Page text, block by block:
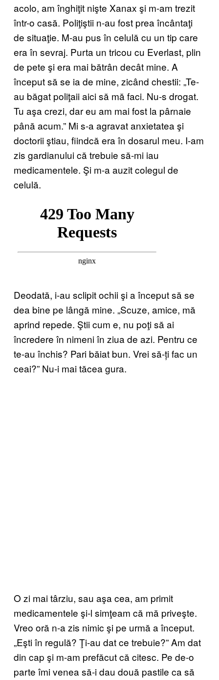
acolo, am înghiţit nişte Xanax şi m-am trezit
într-o casă. Poliţiştii n-au fost prea încântaţi
de situaţie. M-au pus în celulă cu un tip care
era în sevraj. Purta un tricou cu Everlast, plin
de pete şi era mai bătrân decât mine. A
început să se ia de mine, zicând chestii: „Te-
au băgat poliţaii aici să mă faci. Nu-s drogat.
Tu aşa crezi, dar eu am mai fost la pârnaie
până acum.” Mi s-a agravat anxietatea şi
doctorii ştiau, fiindcă era în dosarul meu. I-am
zis gardianului că trebuie să-mi iau
medicamentele. Şi m-a auzit colegul de
celulă.
Deodată, i-au sclipit ochii şi a început să se
dea bine pe lângă mine. „Scuze, amice, mă
aprind repede. Ştii cum e, nu poţi să ai
încredere în nimeni în ziua de azi. Pentru ce
te-au închis? Pari băiat bun. Vrei să-ți fac un
ceai?” Nu-i mai tăcea gura.
O zi mai târziu, sau aşa cea, am primit
medicamentele şi-l simţeam că mă priveşte.
Vreo oră n-a zis nimic şi pe urmă a început.
„Eşti în regulă? Ţi-au dat ce trebuie?” Am dat
din cap şi m-am prefăcut că citesc. Pe de-o
parte îmi venea să-i dau două pastile ca să